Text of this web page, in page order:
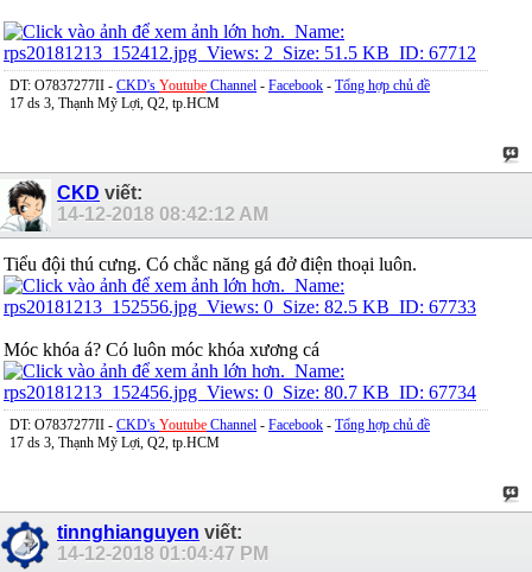
DT: O7837277II - CKD's Youtube Channel - Facebook - Tổng hợp chủ đề
17 ds 3, Thạnh Mỹ Lợi, Q2, tp.HCM
CKD viết:
14-12-2018 08:42:12 AM
Tiểu đội thú cưng. Có chắc năng gá đở điện thoại luôn.
Móc khóa á? Có luôn móc khóa xương cá
DT: O7837277II - CKD's Youtube Channel - Facebook - Tổng hợp chủ đề
17 ds 3, Thạnh Mỹ Lợi, Q2, tp.HCM
tinnghianguyen viết:
14-12-2018 01:04:47 PM